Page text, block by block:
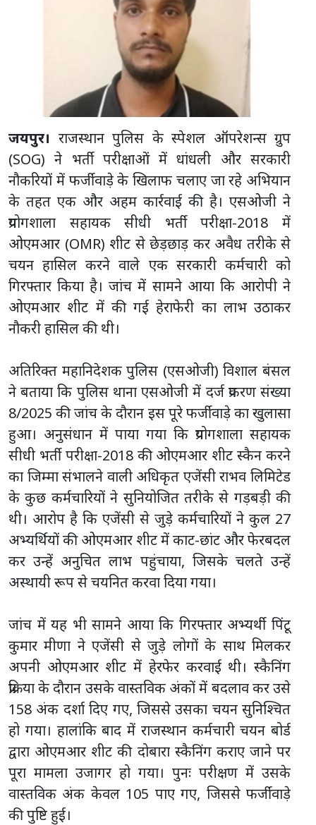
जयपुर। राजस्थान पुलिस के स्पेशल ऑपरेशन्स ग्रुप
(SOG) ने भर्ती परीक्षाओं में धांधली और सरकारी
नौकरियों में फर्जीवाड़े के खिलाफ चलाए जा रहे अभियान
के तहत एक और अहम कार्रवाई की है। एसओजी ने
प्रयोगशाला सहायक सीधी भर्ती परीक्षा-2018 में
ओएमआर (OMR) शीट से छेड़छाड़ कर अवैध तरीके से
चयन हासिल करने वाले एक सरकारी कर्मचारी को
गिरफ्तार किया है। जांच में सामने आया कि आरोपी ने
ओएमआर शीट में की गई हेराफेरी का लाभ उठाकर
नौकरी हासिल की थी।
अतिरिक्त महानिदेशक पुलिस (एसओजी) विशाल बंसल
ने बताया कि पुलिस थाना एसओजी में दर्ज प्रकरण संख्या
8/2025 की जांच के दौरान इस पूरे फर्जीवाड़े का खुलासा
हुआ। अनुसंधान में पाया गया कि प्रयोगशाला सहायक
सीधी भर्ती परीक्षा-2018 की ओएमआर शीट स्कैन करने
का जिम्मा संभालने वाली अधिकृत एजेंसी राभव लिमिटेड
के कुछ कर्मचारियों ने सुनियोजित तरीके से गड़बड़ी की
थी। आरोप है कि एजेंसी से जुड़े कर्मचारियों ने कुल 27
अभ्यर्थियों की ओएमआर शीट में काट-छांट और फेरबदल
कर उन्हें अनुचित लाभ पहुंचाया, जिसके चलते उन्हें
अस्थायी रूप से चयनित करवा दिया गया।
जांच में यह भी सामने आया कि गिरफ्तार अभ्यर्थी पिंटू
कुमार मीणा ने एजेंसी से जुड़े लोगों के साथ मिलकर
अपनी ओएमआर शीट में हेरफेर करवाई थी। स्कैनिंग
प्रक्रिया के दौरान उसके वास्तविक अंकों में बदलाव कर उसे
158 अंक दर्शा दिए गए, जिससे उसका चयन सुनिश्चित
हो गया। हालांकि बाद में राजस्थान कर्मचारी चयन बोर्ड
द्वारा ओएमआर शीट की दोबारा स्कैनिंग कराए जाने पर
पूरा मामला उजागर हो गया। पुनः परीक्षण में उसके
वास्तविक अंक केवल 105 पाए गए, जिससे फर्जीवाड़े
की पुष्टि हुई।